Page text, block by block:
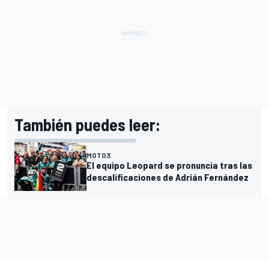
También puedes leer:
MOTO3
El equipo Leopard se pronuncia tras las
descalificaciones de Adrián Fernández